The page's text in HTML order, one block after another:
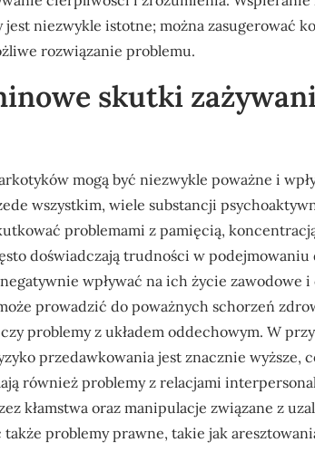
niezwykle istotne; można zasugerować
rozwiązanie problemu.
skutki
mogą być niezwykle poważne i
wszystkim, wiele substancji
problemami z pamięcią,
doświadczają trudności w podejmowaniu
wpływać na ich życie zawodowe i
prowadzić do poważnych schorzeń
problemy z układem oddechowym. W
przedawkowania jest znacznie wyższe,
również problemy z relacjami
kłamstwa oraz manipulacje związane z
także problemy prawne, takie jak